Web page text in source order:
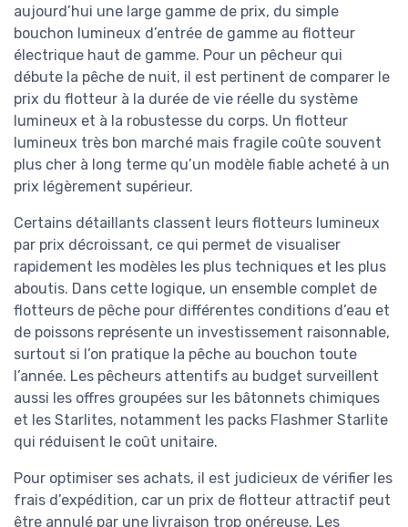
aujourd’hui une large gamme de prix, du simple
bouchon lumineux d’entrée de gamme au flotteur
électrique haut de gamme. Pour un pêcheur qui
débute la pêche de nuit, il est pertinent de comparer le
prix du flotteur à la durée de vie réelle du système
lumineux et à la robustesse du corps. Un flotteur
lumineux très bon marché mais fragile coûte souvent
plus cher à long terme qu’un modèle fiable acheté à un
prix légèrement supérieur.
Certains détaillants classent leurs flotteurs lumineux
par prix décroissant, ce qui permet de visualiser
rapidement les modèles les plus techniques et les plus
aboutis. Dans cette logique, un ensemble complet de
flotteurs de pêche pour différentes conditions d’eau et
de poissons représente un investissement raisonnable,
surtout si l’on pratique la pêche au bouchon toute
l’année. Les pêcheurs attentifs au budget surveillent
aussi les offres groupées sur les bâtonnets chimiques
et les Starlites, notamment les packs Flashmer Starlite
qui réduisent le coût unitaire.
Pour optimiser ses achats, il est judicieux de vérifier les
frais d’expédition, car un prix de flotteur attractif peut
être annulé par une livraison trop onéreuse. Les